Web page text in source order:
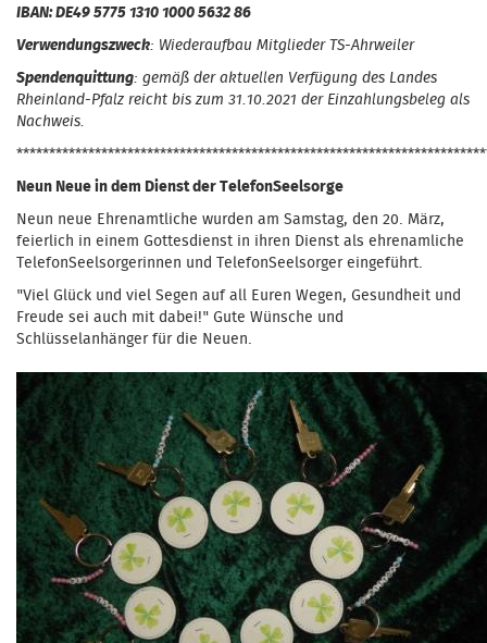
IBAN: DE49 5775 1310 1000 5632 86
Verwendungszweck: Wiederaufbau Mitglieder TS-Ahrweiler
Spendenquittung: gemäß der aktuellen Verfügung des Landes
Rheinland-Pfalz reicht bis zum 31.10.2021 der Einzahlungsbeleg als
Nachweis.
Neun Neue in dem Dienst der TelefonSeelsorge
Neun neue Ehrenamtliche wurden am Samstag, den 20. März,
feierlich in einem Gottesdienst in ihren Dienst als ehrenamliche
TelefonSeelsorgerinnen und TelefonSeelsorger eingeführt.
"Viel Glück und viel Segen auf all Euren Wegen, Gesundheit und
Freude sei auch mit dabei!" Gute Wünsche und
Schlüsselanhänger für die Neuen.